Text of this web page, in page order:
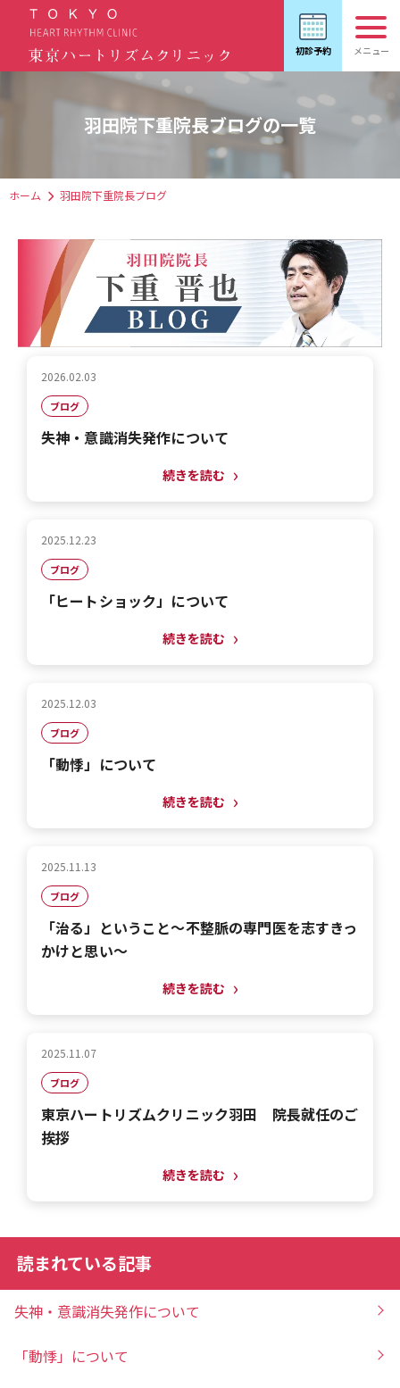
羽田院下重院長ブログの一覧
ホーム 羽田院下重院長ブログ
2026.02.03
ブログ
失神・意識消失発作について
続きを読む
2025.12.23
ブログ
「ヒートショック」について
続きを読む
2025.12.03
ブログ
「動悸」について
続きを読む
2025.11.13
ブログ
「治る」ということ～不整脈の専門医を志すきっ
かけと思い～
続きを読む
2025.11.07
ブログ
東京ハートリズムクリニック羽田 院長就任のご
挨拶
続きを読む
読まれている記事
失神・意識消失発作について
「動悸」について